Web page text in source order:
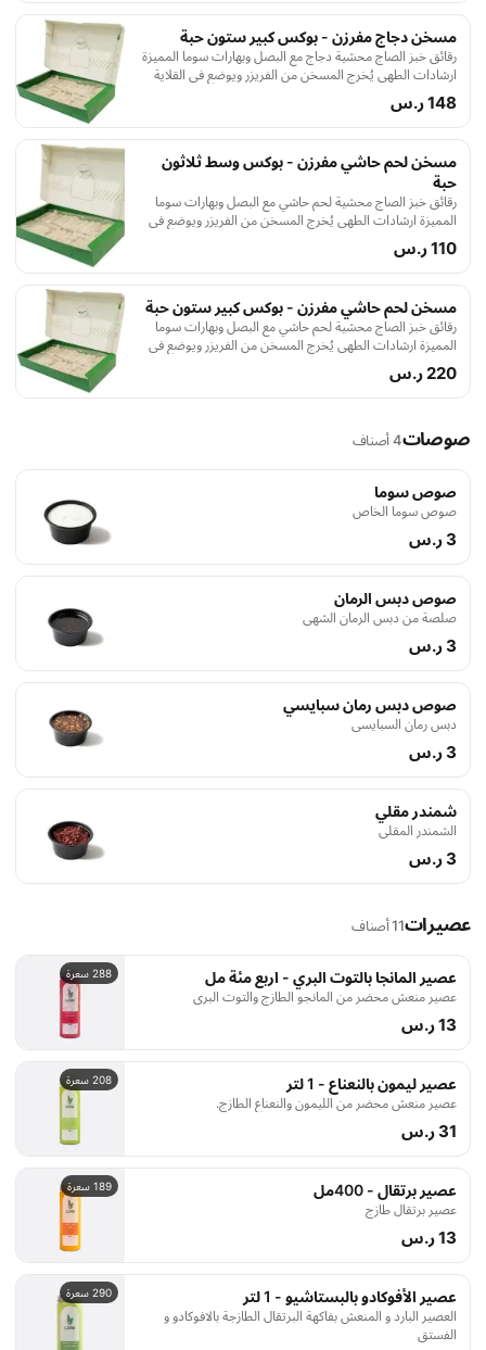
مسخن دجاج مفرزن - بوكس كبير ستون حبة
رقائق خبز الصاج محشية دجاج مع البصل وبهارات سوما المميزة
ارشادات الطهي يُخرج المسخن من الفريزر ويوضع في القلاية
الهوائية أو الفرن يُطهى على درجة حرارة مئتان درجة مئوية لمدة
ستة دقائق أو حتى يصبح لونه ذهبي
148 ر.س
مسخن لحم حاشي مفرزن - بوكس وسط ثلاثون
حبة
رقائق خبز الصاج محشية لحم حاشي مع البصل وبهارات سوما
المميزة ارشادات الطهي يُخرج المسخن من الفريزر ويوضع في
القلاية الهوائية أو الفرن يُطهى على درجة حرارة مئتان درجة مئوية
لمدة ستة دقائق أو حتى يصبح لونه ذهبي
110 ر.س
مسخن لحم حاشي مفرزن - بوكس كبير ستون حبة
رقائق خبز الصاج محشية لحم حاشي مع البصل وبهارات سوما
المميزة ارشادات الطهي يُخرج المسخن من الفريزر ويوضع في
القلاية الهوائية أو الفرن يُطهى على درجة حرارة مئتان درجة مئوية
لمدة ستة دقائق أو حتى يصبح لونه ذهبي
220 ر.س
صوصات4 أصناف
صوص سوما
صوص سوما الخاص
3 ر.س
صوص دبس الرمان
صلصة من دبس الرمان الشهي
3 ر.س
صوص دبس رمان سبايسي
دبس رمان السبايسي
3 ر.س
شمندر مقلي
الشمندر المقلي
3 ر.س
عصيرات11 أصناف
288 سعرة عصير المانجا بالتوت البري - اربع مئة مل
عصير منعش محضر من المانجو الطازج والتوت البري
13 ر.س
208 سعرة عصير ليمون بالنعناع - 1 لتر
عصير منعش محضر من الليمون والنعناع الطازج.
31 ر.س
189 سعرة عصير برتقال - 400مل
عصير برتقال طازج
13 ر.س
290 سعرة عصير الأفوكادو بالبستاشيو - 1 لتر
العصير البارد و المنعش بفاكهة البرتقال الطازجة بالافوكادو و
الفستق